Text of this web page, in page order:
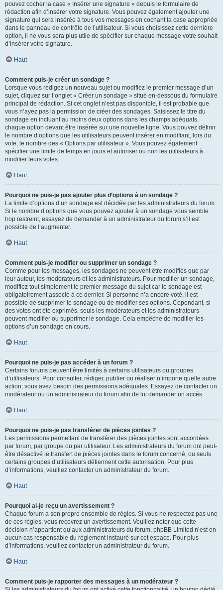
pouvez cocher la case « Insérer une signature » depuis le formulaire de
rédaction afin d’insérer votre signature. Vous pouvez également ajouter une
signature qui sera insérée à tous vos messages en cochant la case appropriée
dans le panneau de contrôle de l’utilisateur. Si vous choisissez cette dernière
option, il ne vous sera plus utile de spécifier sur chaque message votre souhait
d’insérer votre signature.
Haut
Comment puis-je créer un sondage ?
Lorsque vous rédigez un nouveau sujet ou modifiez le premier message d’un
sujet, cliquez sur l’onglet « Créer un sondage » situé en-dessous du formulaire
principal de rédaction. Si cet onglet n’est pas disponible, il est probable que
vous n’ayez pas la permission de créer des sondages. Saisissez le titre du
sondage en incluant au moins deux options dans les champs adéquats,
chaque option devant être insérée sur une nouvelle ligne. Vous pouvez définir
le nombre d’options que les utilisateurs peuvent insérer en modifiant, lors du
vote, le nombre des « Options par utilisateur ». Vous pouvez également
spécifier une limite de temps en jours et autoriser ou non les utilisateurs à
modifier leurs votes.
Haut
Pourquoi ne puis-je pas ajouter plus d’options à un sondage ?
La limite d’options d’un sondage est décidée par les administrateurs du forum.
Si le nombre d’options que vous pouvez ajouter à un sondage vous semble
trop restreint, essayez de demander à un administrateur du forum s’il est
possible de l’augmenter.
Haut
Comment puis-je modifier ou supprimer un sondage ?
Comme pour les messages, les sondages ne peuvent être modifiés que par
leur auteur, les modérateurs et les administrateurs. Pour modifier un sondage,
modifiez tout simplement le premier message du sujet car le sondage est
obligatoirement associé à ce dernier. Si personne n’a encore voté, il est
possible de supprimer le sondage ou de modifier ses options. Cependant, si
des votes ont été exprimés, seuls les modérateurs et les administrateurs
peuvent modifier ou supprimer le sondage. Cela empêche de modifier les
options d’un sondage en cours.
Haut
Pourquoi ne puis-je pas accéder à un forum ?
Certains forums peuvent être limités à certains utilisateurs ou groupes
d’utilisateurs. Pour consulter, rédiger, publier ou réaliser n’importe quelle autre
action, vous avez besoin des permissions adéquates. Essayez de contacter un
modérateur ou un administrateur du forum afin de lui demander un accès.
Haut
Pourquoi ne puis-je pas transférer de pièces jointes ?
Les permissions permettant de transférer des pièces jointes sont accordées
par forum, par groupe ou par utilisateur. Les administrateurs du forum ont peut-
être désactivé le transfert de pièces jointes dans le forum concerné, ou seuls
certains groupes d’utilisateurs détiennent cette autorisation. Pour plus
d’informations, veuillez contacter un administrateur du forum.
Haut
Pourquoi ai-je reçu un avertissement ?
Chaque forum a son propre ensemble de règles. Si vous ne respectez pas une
de ces règles, vous recevrez un avertissement. Veuillez noter que cette
décision n’appartient qu’aux administrateurs du forum, phpBB Limited n’est en
aucun cas responsable du règlement instauré sur cet espace. Pour plus
d’informations, veuillez contacter un administrateur du forum.
Haut
Comment puis-je rapporter des messages à un modérateur ?